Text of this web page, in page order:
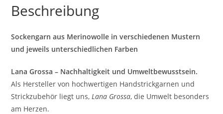
Beschreibung
Sockengarn aus Merinowolle in verschiedenen Mustern
und jeweils unterschiedlichen Farben
Lana Grossa – Nachhaltigkeit und Umweltbewusstsein.
Als Hersteller von hochwertigen Handstrickgarnen und
Strickzubehör liegt uns,Lana Grossa, die Umwelt besonders
am Herzen.